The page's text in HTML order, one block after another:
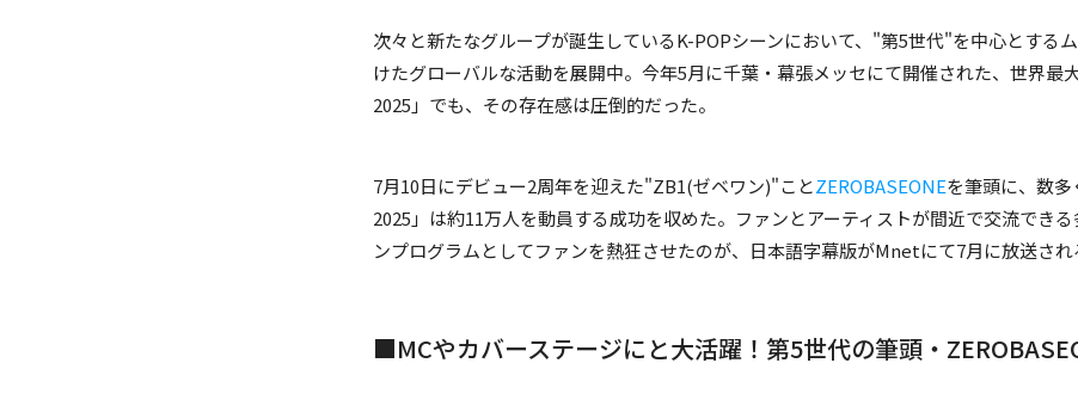
次々と新たなグループが誕生しているK-POPシーンにおいて、"第5世代"を中心とする
けたグローバルな活動を展開中。今年5月に千葉・幕張メッセにて開催された、世界最
2025」でも、その存在感は圧倒的だった。
7月10日にデビュー2周年を迎えた"ZB1(ゼベワン)"ことZEROBASEONEを筆頭に、数
2025」は約11万人を動員する成功を収めた。ファンとアーティストが間近で交流でき
ンプログラムとしてファンを熱狂させたのが、日本語字幕版がMnetにて7月に放送され
■MCやカバーステージにと大活躍！第5世代の筆頭・